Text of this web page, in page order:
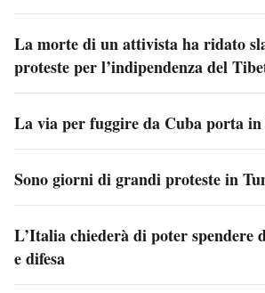
La morte di un attivista ha ridato
proteste per l’indipendenza del
La via per fuggire da Cuba porta
Sono giorni di grandi proteste in
L’Italia chiederà di poter spendere
e difesa